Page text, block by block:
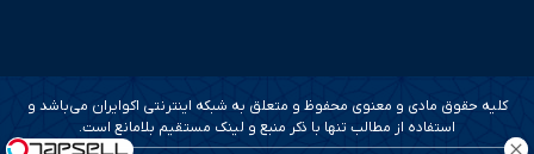
کلیه حقوق مادی و معنوی محفوظ و متعلق به شبکه اینترنتی اکوایران می‌باشد و
استفاده از مطالب تنها با ذکر منبع و لینک مستقیم بلامانع است.